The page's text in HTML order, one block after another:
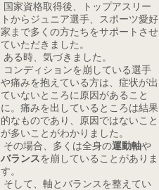
国家資格取得後、トップアスリー
トからジュニア選手、スポーツ愛好
家まで多くの方たちをサポートさせ
ていただきました。
ある時、気づきました。
コンディションを崩している選手
や痛みを抱えている方は、症状が出
ていないところに原因があること
に。痛みを出しているところは結果
的なものであり、原因ではないこと
が多いことがわかりました。
その場合、多くは全身の運動軸や
バランスを崩していることがありま
す。
そして、軸とバランスを整えてい